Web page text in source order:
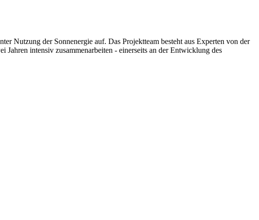
Nutzung der Sonnenergie auf. Das Projektteam besteht aus Experten von der
intensiv zusammenarbeiten - einerseits an der Entwicklung des